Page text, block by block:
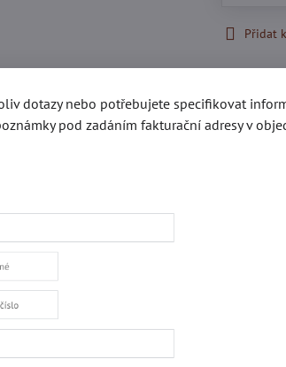
Přidat
Recenze 0
dotazy nebo potřebujete specifikovat
pod zadáním fakturační adresy v